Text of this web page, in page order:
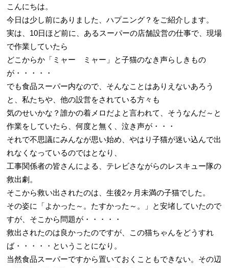
こんにちは。
今日は少し前にありました、ハプニング？をご紹介します。
実は、10日ほど前に、あるスーパーの店舗設営の仕事で、現場
で作業していたら
どこからか「ミャー ミャー」と子猫のなき声らしきもの
が・・・・・
でも食品スーパー内なので、そんなことはありえないあろう
と、私たちや、他の設営をされている方々も
気のせいかな？誰かの着メロだよと言われて、そうなんだ～と
作業をしていたら、何度と無く、泣き声が・・・
それで不思議にみんなが思い始め、やはり子猫が迷い込んで出
れなくなっているのではとなり、
工事関係者の皆さんによる、テレビさながらのレスキュー隊の
救出劇。
そこから救い出されたのは、生後2ヶ月未満の子猫でした。
その姿に「よかった～。たすかった～。」と安堵していたので
すが、そこから問題が・・・・・
救出されたのは良かったのですが、この猫ちゃんをどうすれ
ば・・・・・ということになり。
当然食品スーパーですから置いておくこともできない。その辺